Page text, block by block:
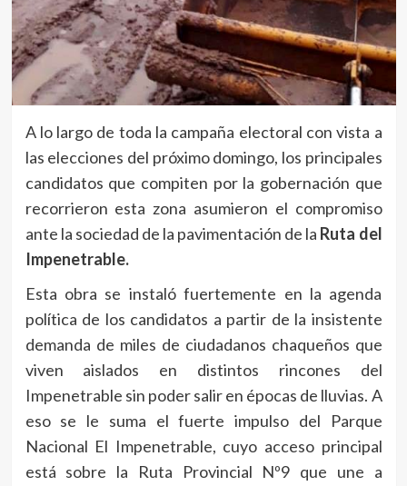
A lo largo de toda la campaña electoral con vista a
las elecciones del próximo domingo, los principales
candidatos que compiten por la gobernación que
recorrieron esta zona asumieron el compromiso
ante la sociedad de la pavimentación de la Ruta del
Impenetrable.
Esta obra se instaló fuertemente en la agenda
política de los candidatos a partir de la insistente
demanda de miles de ciudadanos chaqueños que
viven aislados en distintos rincones del
Impenetrable sin poder salir en épocas de lluvias. A
eso se le suma el fuerte impulso del Parque
Nacional El Impenetrable, cuyo acceso principal
está sobre la Ruta Provincial Nº9 que une a